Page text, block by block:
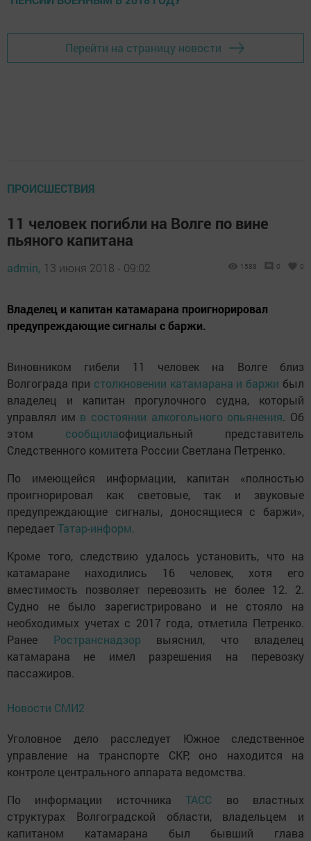
Перейти на страницу новости
ПРОИСШЕСТВИЯ
11 человек погибли на Волге по вине
пьяного капитана
admin, 13 июня 2018 - 09:02 1588 0 0
Владелец и капитан катамарана проигнорировал
предупреждающие сигналы с баржи.
Виновником гибели 11 человек на Волге близ
Волгограда при столкновении катамарана и баржи был
владелец и капитан прогулочного судна, который
управлял им в состоянии алкогольного опьянения. Об
этом сообщилаофициальный представитель
Следственного комитета России Светлана Петренко.
По имеющейся информации, капитан «полностью
проигнорировал как световые, так и звуковые
предупреждающие сигналы, доносящиеся с баржи»,
передаетТатар-информ.
Кроме того, следствию удалось установить, что на
катамаране находились 16 человек, хотя его
вместимость позволяет перевозить не более 12. 2.
Судно не было зарегистрировано и не стояло на
необходимых учетах с 2017 года, отметила Петренко.
Ранее Ространснадзор выяснил, что владелец
катамарана не имел разрешения на перевозку
пассажиров.
Новости СМИ2
Уголовное дело расследует Южное следственное
управление на транспорте СКР, оно находится на
контроле центрального аппарата ведомства.
По информации источникаТАСС во властных
структурах Волгоградской области, владельцем и
капитаном катамарана был бывший глава